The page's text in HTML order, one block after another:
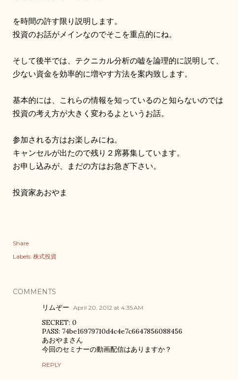
を時間の許す限り説明します。
投資のお話がメインなのでそこを重点的にね。
そして後半では、テクニカル分析の嘘を論理的に説明して、
少ない資金を効率的に増やす方法を案内致します。
基本的には、これらの情報を知っているのと知らないのでは
投資の考え方が大きく変わるよというお話。
参加される方はお楽しみにね。
キャンセルが出たので残り２席募集しています。
お申し込みが、まだの方はお急ぎ下さい。
投資家あおやま
Share
Labels: 株式投資
COMMENTS
リムぞー April 20, 2012 at 4:35 AM
SECRET: 0
PASS: 74be16979710d4c4e7c6647856088456
あおやまさん
今回のセミナーの動画配信はありますか？
REPLY